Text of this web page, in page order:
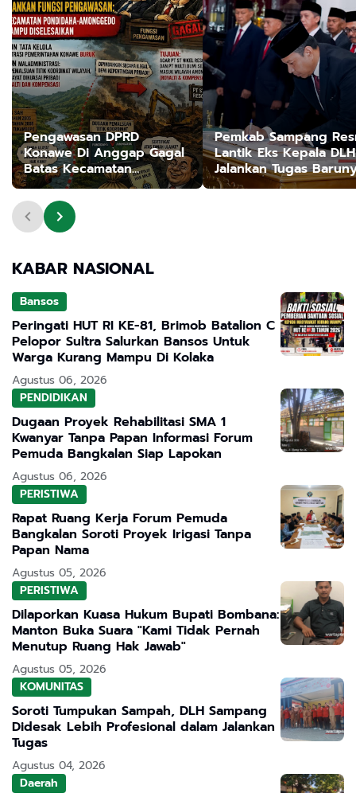
Pengawasan DPRD
Konawe Di Anggap Gagal
Batas Kecamatan
Pondidaha - Amonggedo
Tak Terselesaikan, Tanah
Ulayat Jadi Korban
Pemkab Sampang
Lantik Eks Kepala DLH
Jalankan Tugas
KABAR NASIONAL
Bansos
Peringati HUT RI KE-81, Brimob Batalion C
Pelopor Sultra Salurkan Bansos Untuk
Warga Kurang Mampu Di Kolaka
Agustus 06, 2026
PENDIDIKAN
Dugaan Proyek Rehabilitasi SMA 1
Kwanyar Tanpa Papan Informasi Forum
Pemuda Bangkalan Siap Lapokan
Agustus 06, 2026
PERISTIWA
Rapat Ruang Kerja Forum Pemuda
Bangkalan Soroti Proyek Irigasi Tanpa
Papan Nama
Agustus 05, 2026
PERISTIWA
Dilaporkan Kuasa Hukum Bupati Bombana:
Manton Buka Suara "Kami Tidak Pernah
Menutup Ruang Hak Jawab"
Agustus 05, 2026
KOMUNITAS
Soroti Tumpukan Sampah, DLH Sampang
Didesak Lebih Profesional dalam Jalankan
Tugas
Agustus 04, 2026
Daerah